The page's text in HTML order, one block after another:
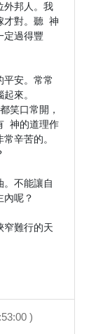
外邦人。我
才對。聽 神
定過得豐
平安。常常
來。
笑口常開，
神的道理作
辛苦的。
。不能讓自
內呢？
窄難行的天
)